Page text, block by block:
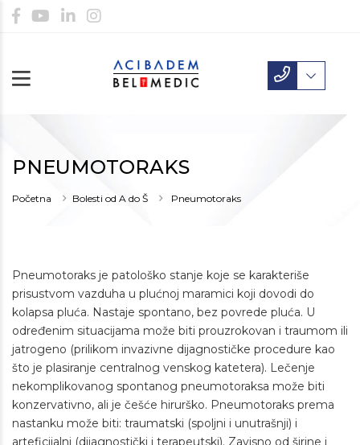
PNEUMOTORAKS
Početna Bolesti od A do Š Pneumotoraks
Pneumotoraks je patološko stanje koje se karakteriše
prisustvom vazduha u plućnoj maramici koji dovodi do
kolapsa pluća. Nastaje spontano, bez povrede pluća. U
određenim situacijama može biti prouzrokovan i traumom ili
jatrogeno (prilikom invazivne dijagnostičke procedure kao
što je plasiranje centralnog venskog katetera). Lečenje
nekomplikovanog spontanog pneumotoraksa može biti
konzervativno, ali je češće hirurško. Pneumotoraks prema
nastanku može biti: traumatski (spoljni i unutrašnji) i
arteficijalni (dijagnostički i terapeutski). Zavisno od širine i